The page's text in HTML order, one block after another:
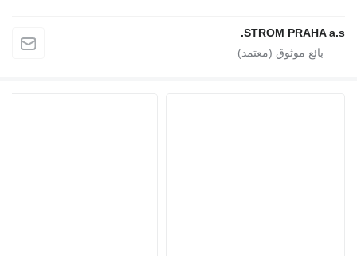
STROM PRAHA a.s.